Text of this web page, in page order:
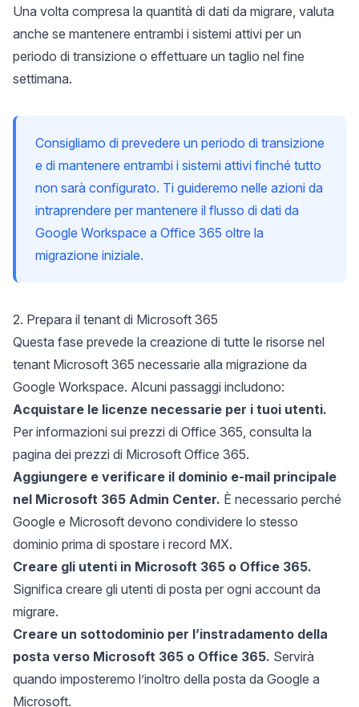
Una volta compresa la quantità di dati da migrare, valuta
anche se mantenere entrambi i sistemi attivi per un
periodo di transizione o effettuare un taglio nel fine
settimana.
Consigliamo di prevedere un periodo di transizione
e di mantenere entrambi i sistemi attivi finché tutto
non sarà configurato. Ti guideremo nelle azioni da
intraprendere per mantenere il flusso di dati da
Google Workspace a Office 365 oltre la
migrazione iniziale.
2. Prepara il tenant di Microsoft 365
Questa fase prevede la creazione di tutte le risorse nel
tenant Microsoft 365 necessarie alla migrazione da
Google Workspace. Alcuni passaggi includono:
Acquistare le licenze necessarie per i tuoi utenti.
Per informazioni sui prezzi di Office 365, consulta la
pagina dei prezzi di Microsoft Office 365.
Aggiungere e verificare il dominio e-mail principale
nel Microsoft 365 Admin Center. È necessario perché
Google e Microsoft devono condividere lo stesso
dominio prima di spostare i record MX.
Creare gli utenti in Microsoft 365 o Office 365.
Significa creare gli utenti di posta per ogni account da
migrare.
Creare un sottodominio per l’instradamento della
posta verso Microsoft 365 o Office 365. Servirà
quando imposteremo l’inoltro della posta da Google a
Microsoft.